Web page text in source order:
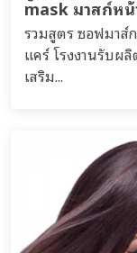
mask มาสก์ห
รวมสูตร ซอฟมา
แคร์ โรงงานรับผลิ
เสริม...